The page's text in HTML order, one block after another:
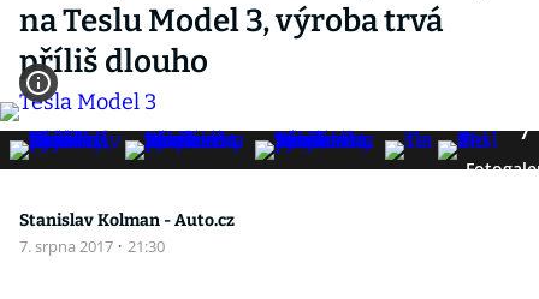
na Teslu Model 3, výroba trvá
příliš dlouho
7
Stanislav Kolman - Auto.cz
7. srpna 2017 · 21:30